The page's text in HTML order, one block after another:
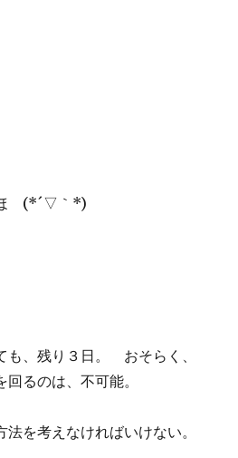
(*´▽｀*)
も、残り３日。 おそらく、
るのは、不可能。
を考えなければいけない。